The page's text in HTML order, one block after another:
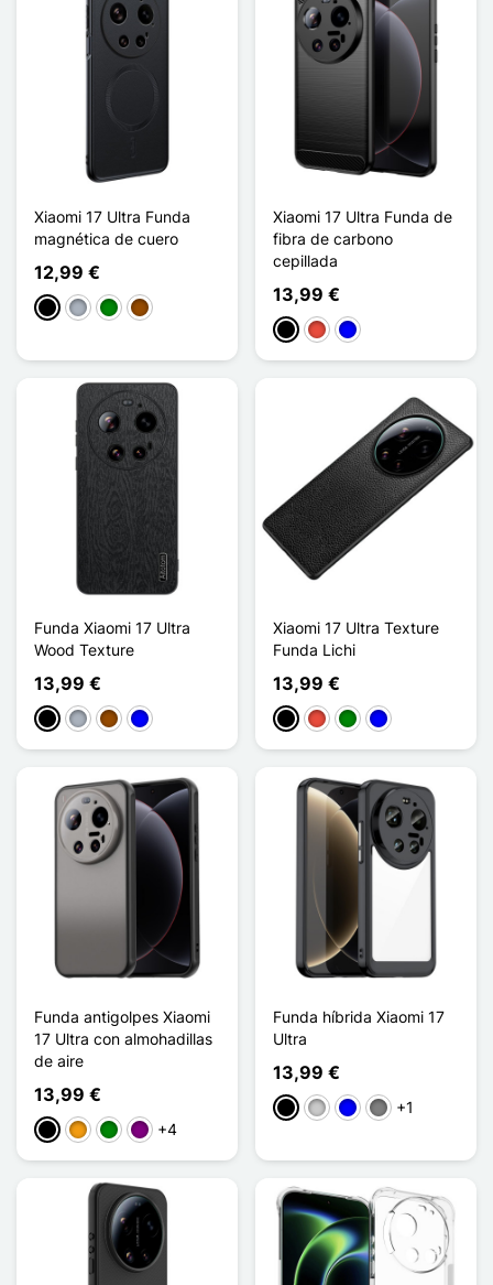
Xiaomi 17 Ultra Funda
magnética de cuero
12,99 €
NegroGris VerdeMarrón
Xiaomi 17 Ultra Funda de
fibra de carbono
cepillada
13,99 €
NegroRojoAzul
Funda Xiaomi 17 Ultra
Wood Texture
13,99 €
NegroGris Marrón
Azul
Xiaomi 17 Ultra Texture
Funda Lichi
13,99 €
NegroRojoVerdeAzul
Funda antigolpes Xiaomi
17 Ultra con almohadillas
de aire
13,99 €
NegroNaranja
VerdePúrpura
+4
Funda híbrida Xiaomi 17
Ultra
13,99 €
NegroTransparente
AzulGris Transparent
+1